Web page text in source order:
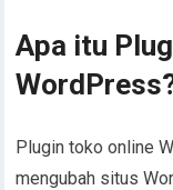
Apa itu
Plugin toko online
mengubah situs